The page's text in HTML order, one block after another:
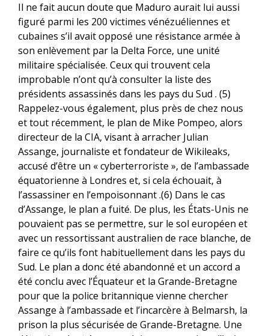
Il ne fait aucun doute que Maduro aurait lui aussi
figuré parmi les 200 victimes vénézuéliennes et
cubaines s’il avait opposé une résistance armée à
son enlèvement par la Delta Force, une unité
militaire spécialisée. Ceux qui trouvent cela
improbable n’ont qu’à consulter la liste des
présidents assassinés dans les pays du Sud . (5)
Rappelez-vous également, plus près de chez nous
et tout récemment, le plan de Mike Pompeo, alors
directeur de la CIA, visant à arracher Julian
Assange, journaliste et fondateur de Wikileaks,
accusé d’être un « cyberterroriste », de l’ambassade
équatorienne à Londres et, si cela échouait, à
l’assassiner en l’empoisonnant .(6) Dans le cas
d’Assange, le plan a fuité. De plus, les États-Unis ne
pouvaient pas se permettre, sur le sol européen et
avec un ressortissant australien de race blanche, de
faire ce qu’ils font habituellement dans les pays du
Sud. Le plan a donc été abandonné et un accord a
été conclu avec l’Équateur et la Grande-Bretagne
pour que la police britannique vienne chercher
Assange à l’ambassade et l’incarcère à Belmarsh, la
prison la plus sécurisée de Grande-Bretagne. Une